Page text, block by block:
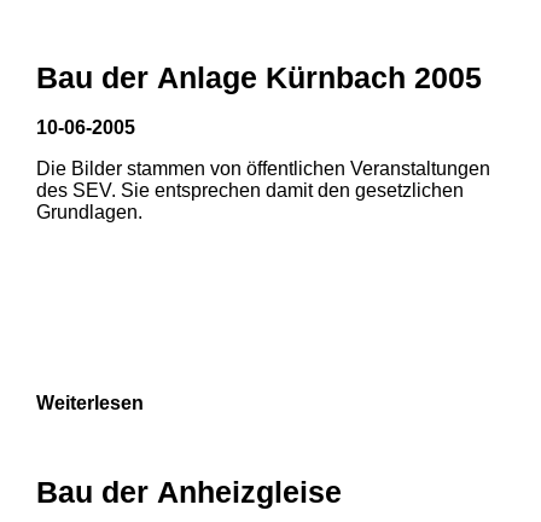
1 2
Bau der Anlage Kürnbach 2005
10-06-2005
Die Bilder stammen von öffentlichen Veranstaltungen
des SEV. Sie entsprechen damit den gesetzlichen
Grundlagen.
Weiterlesen
Bau der Anheizgleise